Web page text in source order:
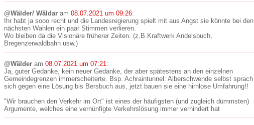
@Wälder/ Wäldar am 08.07.2021 um 09:26:
Ihr habt ja sooo recht und die Landesregierung spielt mit aus Angst sie könnte bei den
nächsten Wahlen ein paar Stimmen verlieren.
Wo bleiben da die Visionäre früherer Zeiten. (z.B.Kraftwerk Andelsbuch,
Bregenzerwaldbahn usw.)
@Wälder am 08.07.2021 um 07:21:
Ja, guter Gedanke, kein neuer Gedanke, der aber spätestens an den einzelnen
Gemeindegrenzen immerscheiterte. Bsp. Achraintunnel: Alberschwende selbst sprach
sich gegen eine Lösung bis Bersbuch aus, jetzt bauen sie eine hirnlose Umfahrung!!
"Wir brauchen den Verkehr im Ort" ist eines der häufigsten (und zugleich dümmsten)
Argumente, welches eine vernünfigte Verkehrslösung immer verhindert hat